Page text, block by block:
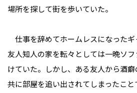
場所を探して街を歩いていた。
仕事を辞めてホームレスになったギ
友人知人の家を転々としては一晩ソ
けていた。しかし、ある友人から酒
共に部屋を追い出されてしまったこ